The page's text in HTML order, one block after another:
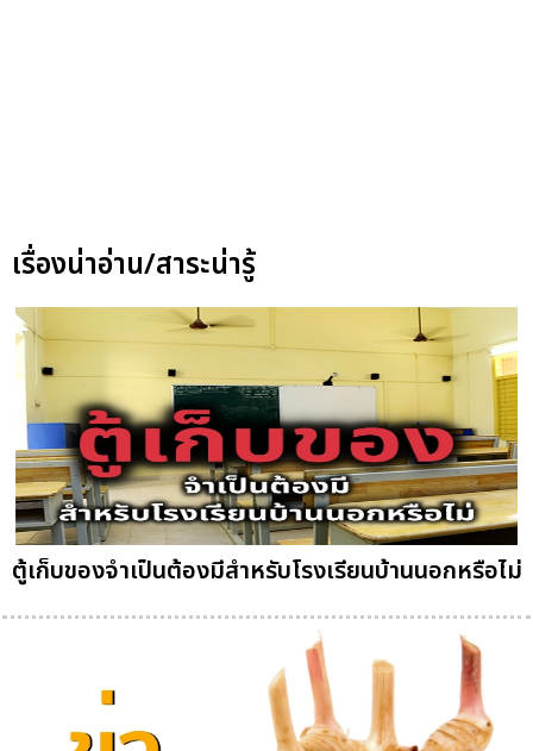
เรื่องน่าอ่าน/สาระน่ารู้
ตู้เก็บของจำเป็นต้องมีสำหรับโรงเรียนบ้านนอกหรือไม่